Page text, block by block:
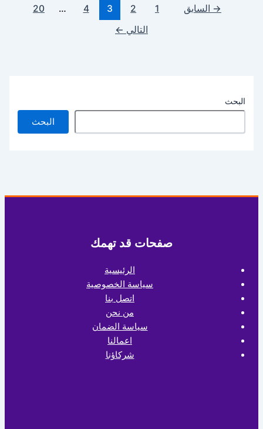
→ السابق 1
2
3
4
…
20
التالي ←
البحث
البحث
صفحات قد تهمك
الرئيسية
سياسة الخصوصية
اتصل بنا
من نحن
سياسة الضمان
اعمالنا
شركاؤنا